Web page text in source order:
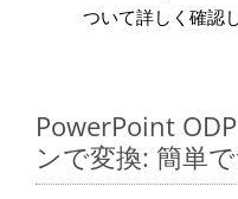
ついて詳しく確認
PowerPoint
ンで変換: 簡単